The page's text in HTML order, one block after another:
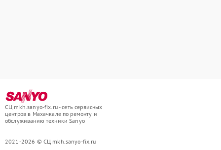
СЦ mkh.sanyo-fix.ru - сеть сервисных
центров в Махачкале по ремонту и
обслуживанию техники Sanyo
2021-2026 © СЦ mkh.sanyo-fix.ru